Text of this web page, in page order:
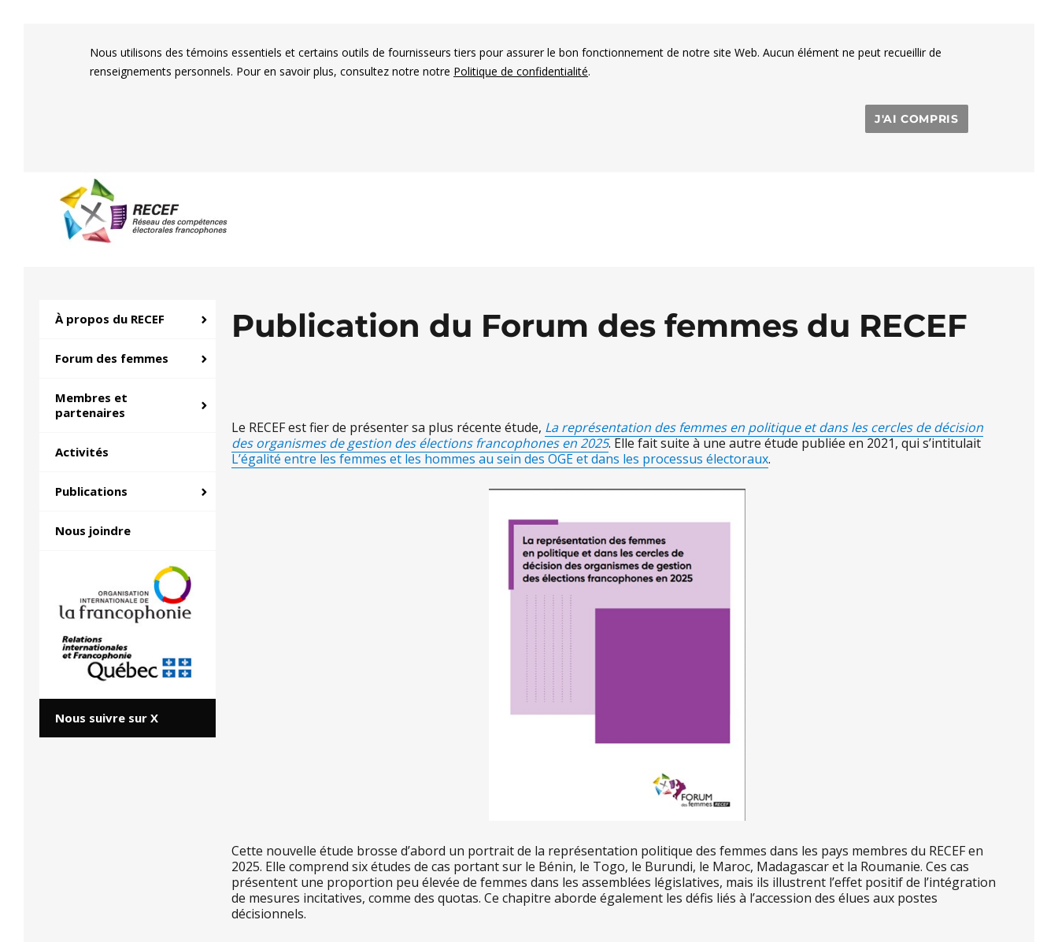
Nous utilisons des témoins essentiels et certains outils de fournisseurs tiers pour assurer le bon fonctionnement de notre site Web. Aucun élément ne peut recueillir de
renseignements personnels. Pour en savoir plus, consultez notre notre Politique de confidentialité.
J'AI COMPRIS
Publication du Forum des femmes du RECEF
Le RECEF est fier de présenter sa plus récente étude, La représentation des femmes en politique et dans les cercles de décision
des organismes de gestion des élections francophones en 2025. Elle fait suite à une autre étude publiée en 2021, qui s’intitulait
L’égalité entre les femmes et les hommes au sein des OGE et dans les processus électoraux.
Cette nouvelle étude brosse d’abord un portrait de la représentation politique des femmes dans les pays membres du RECEF en
2025. Elle comprend six études de cas portant sur le Bénin, le Togo, le Burundi, le Maroc, Madagascar et la Roumanie. Ces cas
présentent une proportion peu élevée de femmes dans les assemblées législatives, mais ils illustrent l’effet positif de l’intégration
de mesures incitatives, comme des quotas. Ce chapitre aborde également les défis liés à l’accession des élues aux postes
décisionnels.
À propos du RECEF
Forum des femmes
Membres et
partenaires
Activités
Publications
Nous joindre
Nous suivre sur X